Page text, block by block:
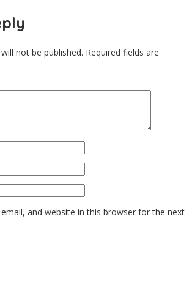
not be published. Required fields are
and website in this browser for the next